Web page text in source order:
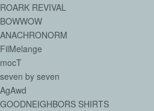
ROARK REVIVAL
BOWWOW
ANACHRONORM
FilMelange
mocT
seven by seven
AgAwd
GOODNEIGHBORS SHIRTS